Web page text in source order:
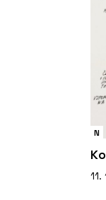
N
11.